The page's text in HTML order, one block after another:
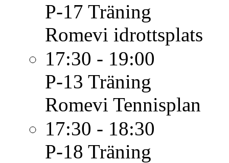
P-17 Träning
Romevi idrottsplats
17:30 - 19:00
P-13 Träning
Romevi Tennisplan
17:30 - 18:30
P-18 Träning